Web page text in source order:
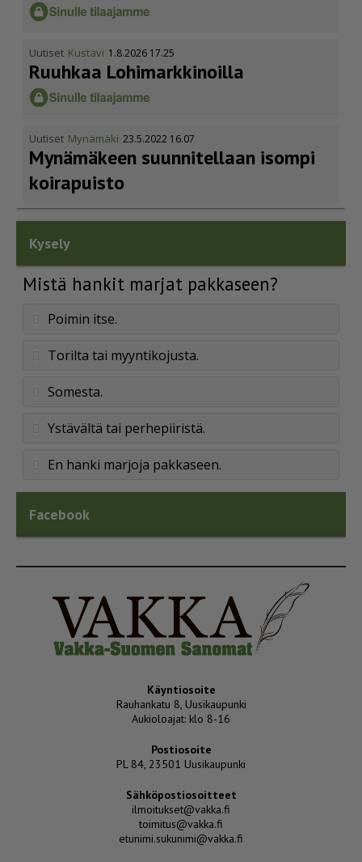
Uutiset Kustavi 1.8.2026 17.25
Ruuhkaa Lohimark­ki­noilla
Uutiset Mynämäki 23.5.2022 16.07
Mynämäkeen suunnitellaan isompi
koirapuisto
Kysely
Mistä hankit marjat pakkaseen?
Poimin itse.
Torilta tai myyntikojusta.
Somesta.
Ystävältä tai perhepiiristä.
En hanki marjoja pakkaseen.
Facebook
Käyntiosoite
Rauhankatu 8, Uusikaupunki
Aukioloajat: klo 8-16
Postiosoite
PL 84, 23501 Uusikaupunki
Sähköpostiosoitteet
ilmoitukset@vakka.fi
toimitus@vakka.fi
etunimi.sukunimi@vakka.fi